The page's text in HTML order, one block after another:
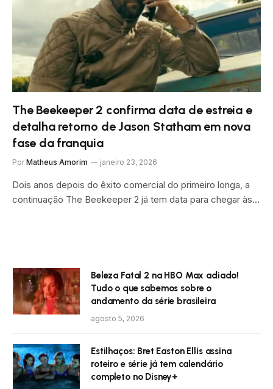
The Beekeeper 2 confirma data de estreia e
detalha retorno de Jason Statham em nova
fase da franquia
Por Matheus Amorim janeiro 23, 2026
Dois anos depois do êxito comercial do primeiro longa, a
continuação The Beekeeper 2 já tem data para chegar às…
Beleza Fatal 2 na HBO Max adiado!
Tudo o que sabemos sobre o
andamento da série brasileira
agosto 5, 2026
Estilhaços: Bret Easton Ellis assina
roteiro e série já tem calendário
completo no Disney+